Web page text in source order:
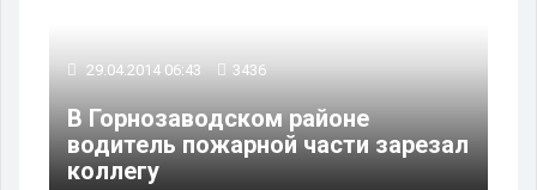
29.04.2014 06:43 3436
В Горнозаводском районе
водитель пожарной части зарезал
коллегу